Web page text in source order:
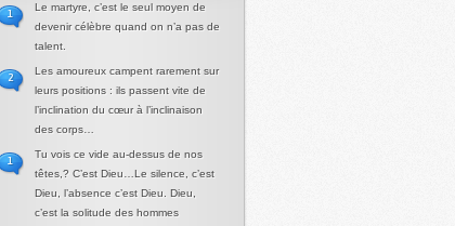
Le martyre, c’est le seul moyen de
devenir célèbre quand on n’a pas de
talent.
1
Les amoureux campent rarement sur
leurs positions : ils passent vite de
l’inclination du cœur à l’inclinaison
des corps…
2
Tu vois ce vide au-dessus de nos
têtes,? C’est Dieu…Le silence, c’est
Dieu, l’absence c’est Dieu. Dieu,
c’est la solitude des hommes
1